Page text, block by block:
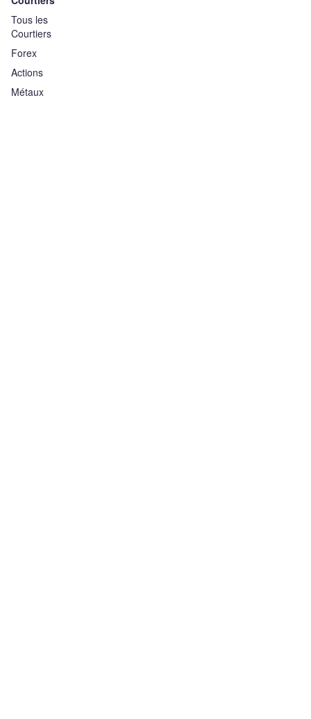
Tous les
Courtiers
Forex
Actions
Métaux